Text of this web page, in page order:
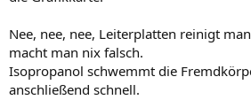
Nee, nee, nee, Leiterplatten reinigt
macht man nix falsch.
Isopropanol schwemmt die
anschließend schnell.